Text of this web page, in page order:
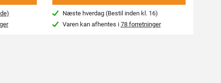
Næste hverdag (Bestil inden kl. 16)
Varen kan afhentes i 78 forretninger